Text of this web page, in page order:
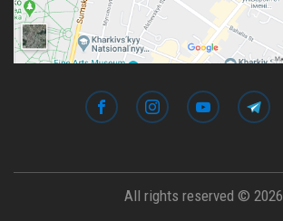
All rights reserved © 2026